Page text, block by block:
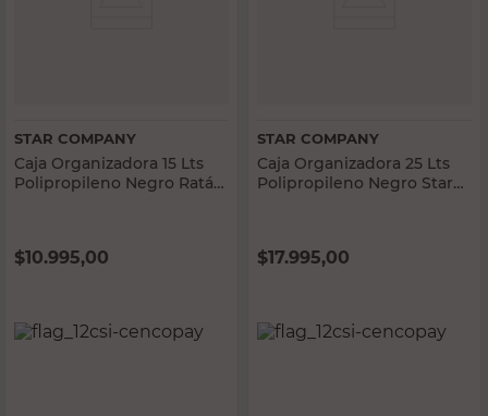
STAR COMPANY
Caja Organizadora 15 Lts
Polipropileno Negro Ratán
$10.995,00
STAR COMPANY
Caja Organizadora 25 Lts
Polipropileno Negro Star
$17.995,00